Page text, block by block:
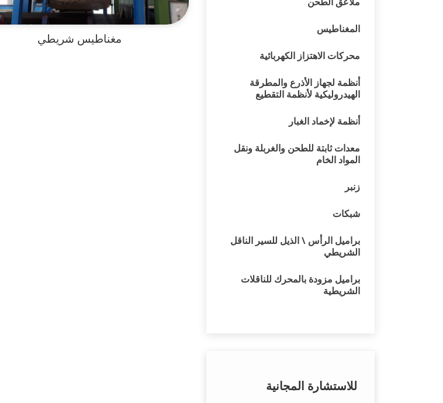
المغناطيس
محركات الاهتزاز الكهربائية
أنظمة لجهاز الأذرع والمطرقة
الهيدروليكية لأنظمة التقطيع
أنظمة لإخماد الغبار
معدات ثابتة للطحن والغربلة ونقل
المواد الخام
زنبر
شبكات
براميل الرأس \ الذيل للسير الناقل
الشريطي
براميل مزودة بالمحرك للناقلات
الشريطية
للاستشارة المجانية
مغناطيس شريطي